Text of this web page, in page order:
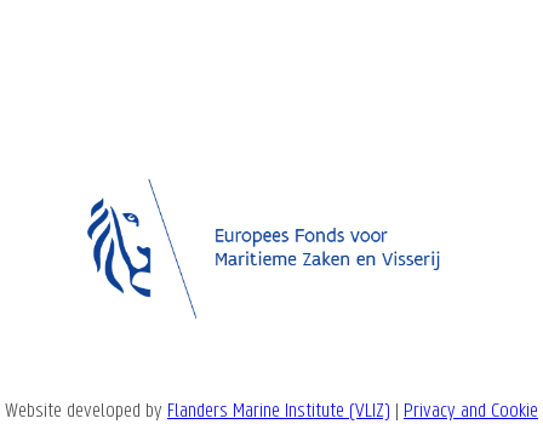
Website developed by Flanders Marine Institute (VLIZ) | Privacy and Cookie